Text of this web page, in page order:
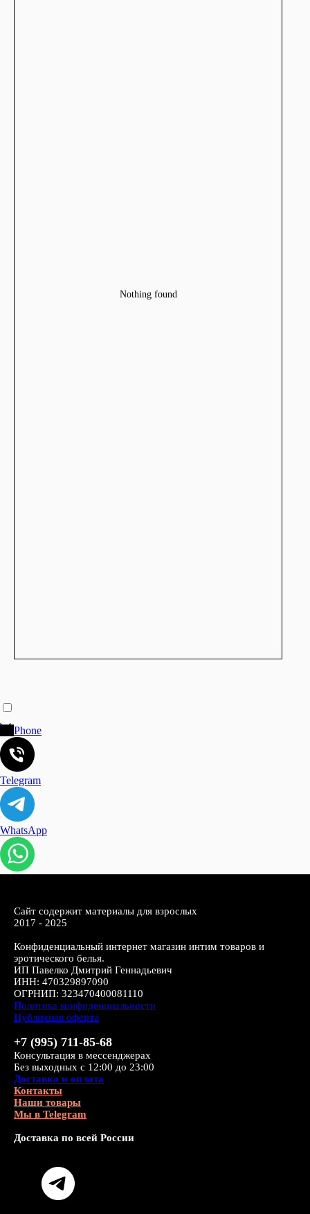
Nothing found
Phone
Telegram
WhatsApp
Сайт содержит материалы для взрослых
2017 - 2025
Конфиденциальный интернет магазин интим товаров и
эротического белья.
ИП Павелко Дмитрий Геннадьевич
ИНН: 470329897090
ОГРНИП: 323470400081110
Политика конфиденциальности
Публичная оферта
+7 (995) 711-85-68
Консультация в мессенджерах
Без выходных с 12:00 до 23:00
Доставка и оплата
Контакты
Наши товары
Мы в Telegram
Доставка по всей России